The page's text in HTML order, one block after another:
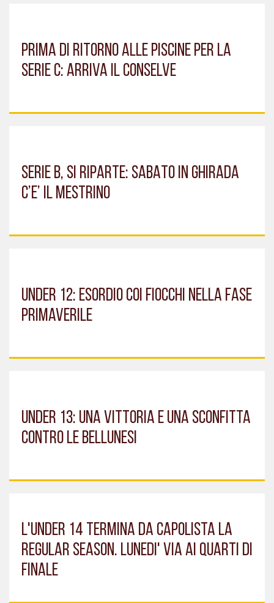
PRIMA DI RITORNO ALLE PISCINE PER LA
SERIE C: ARRIVA IL CONSELVE
SERIE B, SI RIPARTE: SABATO IN GHIRADA
C’E’ IL MESTRINO
UNDER 12: ESORDIO COI FIOCCHI NELLA FASE
PRIMAVERILE
UNDER 13: UNA VITTORIA E UNA SCONFITTA
CONTRO LE BELLUNESI
L'UNDER 14 TERMINA DA CAPOLISTA LA
REGULAR SEASON. LUNEDI' VIA AI QUARTI DI
FINALE